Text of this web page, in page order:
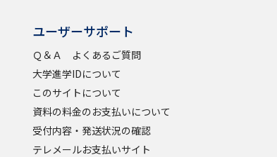
ユーザーサポート
Ｑ＆Ａ よくあるご質問
大学進学IDについて
このサイトについて
資料の料金のお支払いについて
受付内容・発送状況の確認
テレメールお支払いサイト